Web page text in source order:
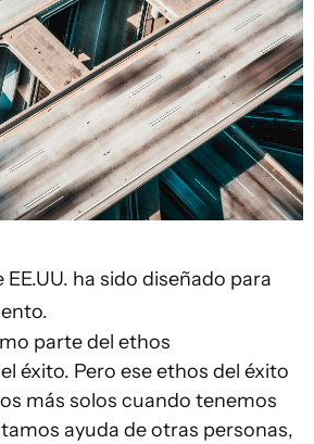
ha sido diseñado para
parte del ethos
éxito. Pero ese ethos del éxito
más solos cuando tenemos
ayuda de otras personas,